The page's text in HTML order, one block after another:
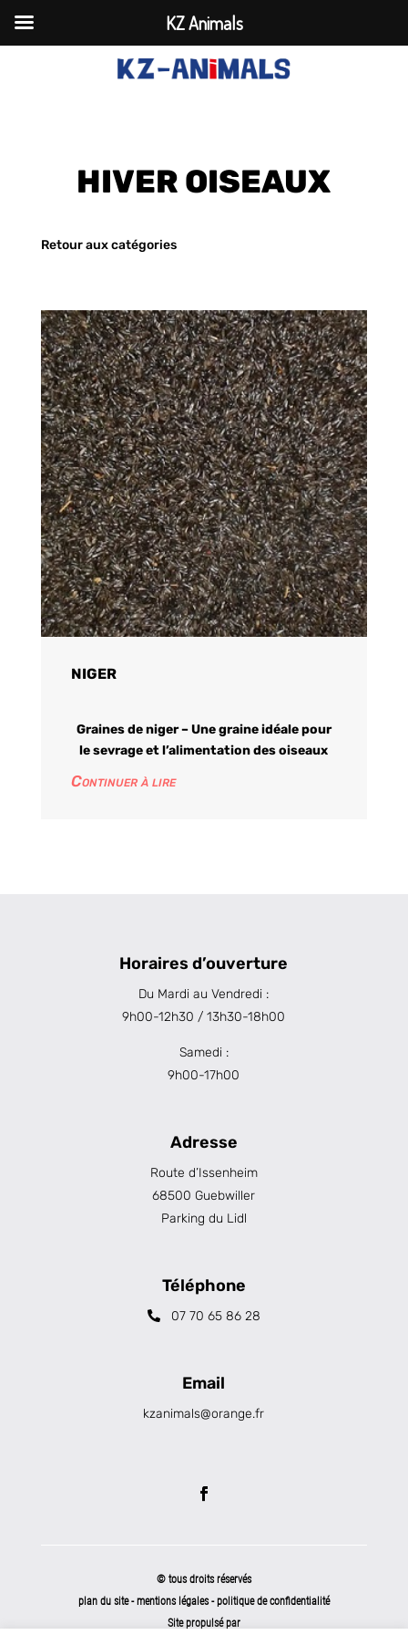
HIVER OISEAUX
Retour aux catégories
NIGER
Graines de niger – Une graine idéale pour
le sevrage et l’alimentation des oiseaux
Continuer à lire
Horaires d’ouverture
Du Mardi au Vendredi :
9h00-12h30 / 13h30-18h00
Samedi :
9h00-17h00
Adresse
Route d’Issenheim
68500 Guebwiller
Parking du Lidl
Téléphone
07 70 65 86 28
Email
kzanimals@orange.fr
© tous droits réservés
plan du site-mentions légales -politique de confidentialité
Site propulsé par
KZ Animals